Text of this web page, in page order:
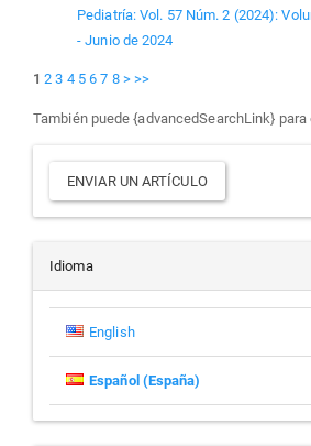
Pediatría: Vol. 57 Núm. 2 (2024):
- Junio de 2024
1 2 3 4 5 6 7 8 > >>
También puede {advancedSearchLink} para
Enviar
un
artículo
ENVIAR UN ARTÍCULO
Idioma
English
Español (España)